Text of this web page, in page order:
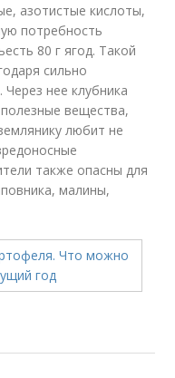
азотистые кислоты,
потребность
80 г ягод. Такой
сильно
нее клубника
вещества,
любит не
также опасны для
малины,